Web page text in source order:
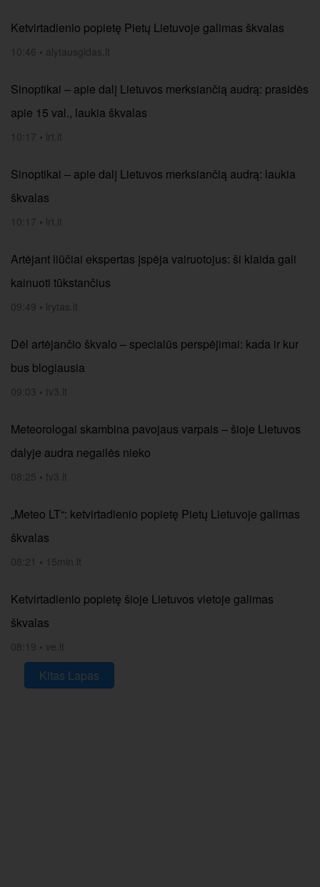
Ketvirtadienio popietę Pietų Lietuvoje galimas škvalas
10:46 • alytausgidas.lt
Sinoptikai – apie dalį Lietuvos merksiančią audrą: prasidės
apie 15 val., laukia škvalas
10:17 • lrt.lt
Sinoptikai – apie dalį Lietuvos merksiančią audrą: laukia
škvalas
10:17 • lrt.lt
Artėjant liūčiai ekspertas įspėja vairuotojus: ši klaida gali
kainuoti tūkstančius
09:49 • lrytas.lt
Dėl artėjančio škvalo – specialūs perspėjimai: kada ir kur
bus blogiausia
09:03 • tv3.lt
Meteorologai skambina pavojaus varpais – šioje Lietuvos
dalyje audra negailės nieko
08:25 • tv3.lt
„Meteo LT“: ketvirtadienio popietę Pietų Lietuvoje galimas
škvalas
08:21 • 15min.lt
Ketvirtadienio popietę šioje Lietuvos vietoje galimas
škvalas
08:19 • ve.lt
Kitas Lapas